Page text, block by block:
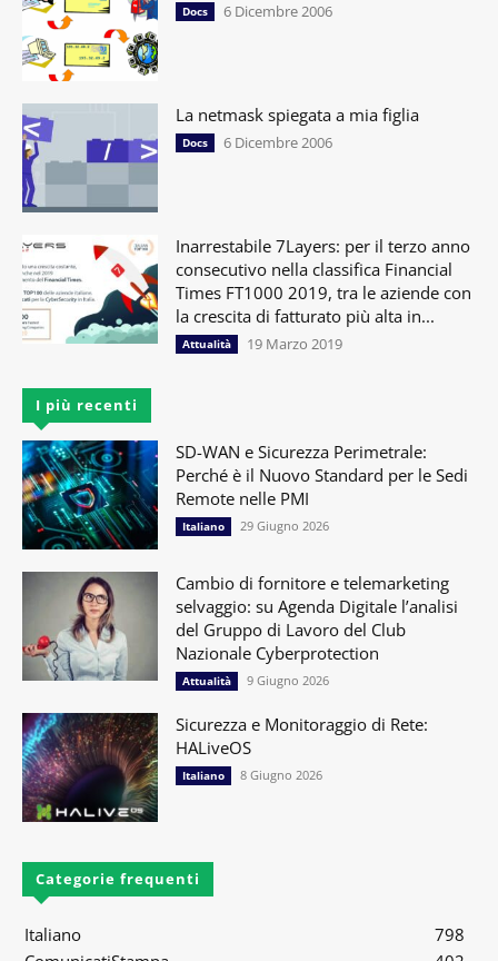
Docs 6 Dicembre 2006
La netmask spiegata a mia figlia
Docs 6 Dicembre 2006
Inarrestabile 7Layers: per il terzo anno
consecutivo nella classifica Financial
Times FT1000 2019, tra le aziende con
la crescita di fatturato più alta in...
Attualità 19 Marzo 2019
I più recenti
SD-WAN e Sicurezza Perimetrale:
Perché è il Nuovo Standard per le Sedi
Remote nelle PMI
Italiano 29 Giugno 2026
Cambio di fornitore e telemarketing
selvaggio: su Agenda Digitale l’analisi
del Gruppo di Lavoro del Club
Nazionale Cyberprotection
Attualità 9 Giugno 2026
Sicurezza e Monitoraggio di Rete:
HALiveOS
Italiano 8 Giugno 2026
Categorie frequenti
Italiano
798